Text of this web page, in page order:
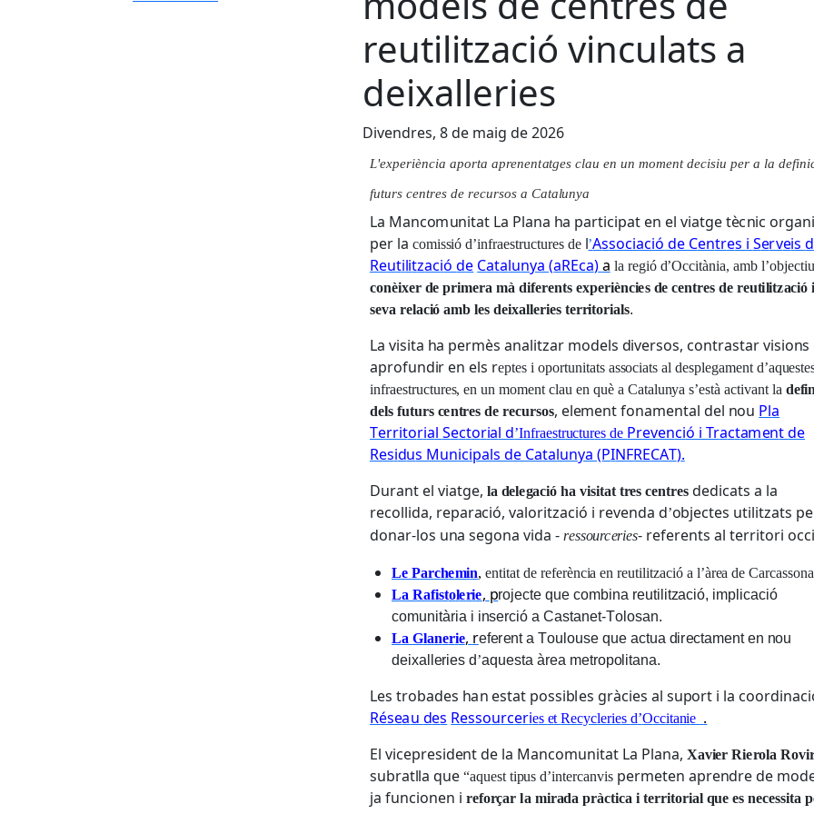
reutilització vinculats a
deixalleries
Divendres, 8 de maig de 2026
L'experiència aporta aprenentatges clauen un momentdecisiu per a la defini
futurs centresderecursos a Catalunya
La Mancomunitat La Plana ha participat en el viatge tècnic organi
per la comissiód’infraestructuresde l’Associació de Centres i Serveisd
Reutilitzacióde Catalunya(aREca)a la regió d’Occitània, amb l’objectiu
conèixer de primera mà diferents experiències decentresde reutilització
seva relacióambles deixalleriesterritorials.
Lavisita ha permèsanalitzar models diversos, contrastarvisions
aprofundir en els reptes ioportunitats associatsaldesplegament d’aqueste
infraestructures,en unmomentclauenquè a Catalunyas’està activant la defi
dels futurs centresde recursos, elementfonamental del nou Pla
Territorial Sectorial d’Infraestructures de Prevenció i Tractamentde
Residus Municipals de Catalunya (PINFRECAT).
Durant el viatge, la delegacióha visitat trescentresdedicats a la
recollida, reparació, valorització i revenda d’objectes utilitzats pe
donar-los unasegona vida - ressourceries- referents al territori occi
Le Parchemin, entitatdereferènciaenreutilització a l’àreade Carcassona
La Rafistolerie, projecte quecombina reuti lització, implicació
comunitària i inserció aCastanet-To osan.
La Glanerie, referent a Toulouse que actua directamenten nou
deixa eriesd’aquesta àrea metropolitana.
Les trobades han estat possibles gràcies al suport i la coordinaci
Réseau des Ressourceries etRecycleries d’Occitanie .
El vicepresidentde la Mancomunitat La Plana, XavierRierolaRovi
subratllaque“aquest tipus d’intercanvis permeten aprendrede m
jafuncionen i reforçarla mirada pràctica i territorial queesnecessita p